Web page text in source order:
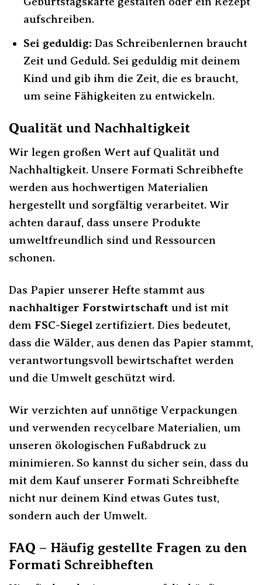
aufschreiben.
Sei geduldig: Das Schreibenlernen braucht
Zeit und Geduld. Sei geduldig mit deinem
Kind und gib ihm die Zeit, die es braucht,
um seine Fähigkeiten zu entwickeln.
Qualität und Nachhaltigkeit
Wir legen großen Wert auf Qualität und
Nachhaltigkeit. Unsere Formati Schreibhefte
werden aus hochwertigen Materialien
hergestellt und sorgfältig verarbeitet. Wir
achten darauf, dass unsere Produkte
umweltfreundlich sind und Ressourcen
schonen.
Das Papier unserer Hefte stammt aus
nachhaltiger Forstwirtschaft und ist mit
dem FSC-Siegel zertifiziert. Dies bedeutet,
dass die Wälder, aus denen das Papier stammt,
verantwortungsvoll bewirtschaftet werden
und die Umwelt geschützt wird.
Wir verzichten auf unnötige Verpackungen
und verwenden recycelbare Materialien, um
unseren ökologischen Fußabdruck zu
minimieren. So kannst du sicher sein, dass du
mit dem Kauf unserer Formati Schreibhefte
nicht nur deinem Kind etwas Gutes tust,
sondern auch der Umwelt.
FAQ – Häufig gestellte Fragen zu den
Formati Schreibheften